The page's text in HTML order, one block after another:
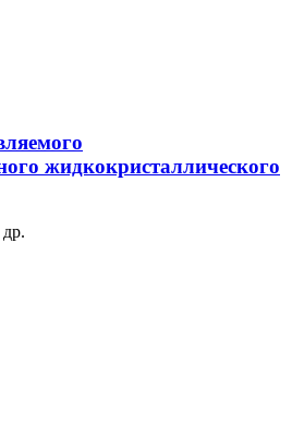
жидкокристаллического